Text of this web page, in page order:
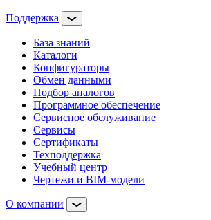
Поддержка
База знаний
Каталоги
Конфигураторы
Обмен данными
Подбор аналогов
Программное обеспечение
Сервисное обслуживание
Сервисы
Сертификаты
Техподдержка
Учебный центр
Чертежи и BIM-модели
О компании